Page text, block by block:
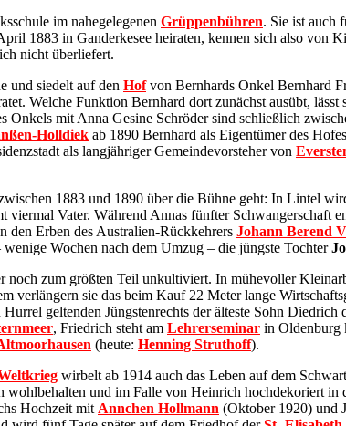
im nahegelegenen Grüppenbühren. Sie ist auch
1883 in Ganderkesee heiraten, kennen sich also von
nicht überliefert.
und siedelt auf den Hofvon Bernhards Onkel Bernhard
Welche Funktion Bernhard dort zunächst ausübt,
Onkels mit Anna Gesine Schröder sind schließlich
Holldiek ab 1890 Bernhard als Eigentümer des
als langjähriger Gemeindevorsteher von
1883 und 1890 über die Bühne geht: In Lintel
viermal Vater. Während Annas fünfter Schwangerschaft
Erben des Australien-Rückkehrers Johann Berend
Wochen nach dem Umzug – die jüngste Tochter
noch zum größten Teil unkultiviert. In mühevoller
sie das beim Kauf 22 Meter lange
geltenden Jüngstenrechts der älteste Sohn
, Friedrich steht am Lehrerseminar in Oldenburg
(heute: Henning Struthoff).
wirbelt ab 1914 auch das Leben auf dem
und im Falle von Heinrich hochdekoriert
Hochzeit mit Annchen Hollmann (Oktober 1920) und